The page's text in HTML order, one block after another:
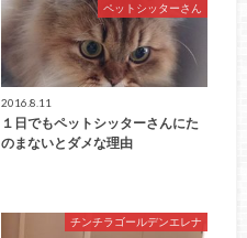
ペットシッターさん
2016.8.11
１日でもペットシッターさんにた
のまないとダメな理由
チンチラゴールデンエレナ